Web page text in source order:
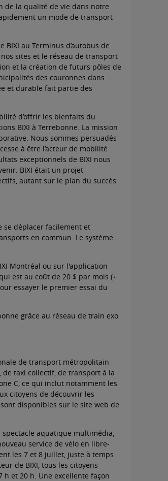
de la qualité de vie dans notre
un mode de transport
BIXI au Terminus d’autobus de
sites et le réseau de transport
et la création de futurs pôles de
des couronnes dans
et durable fait partie des
d’offrir les bienfaits du
BIXI à Terrebonne. La mission
Nous sommes persuadés
à être l’acteur de mobilité
exceptionnels de BIXI nous
BIXI était un projet
autant sur le plan du succès
se déplacer facilement et
en commun. Le système
Montréal ou sur l'application
est au coût de 20 $ par mois (+
essayer le premier essai du
grâce au réseau de train exo
de transport métropolitain
de taxi collectif, de transport à la
C, ce qui inclut notamment les
citoyens de découvrir les
disponibles sur le site web de
aquatique multimédia,
service de vélo en libre-
les 7 et 8 juillet, juste à temps
de BIXI, tous les citoyens
et 20 h. Une excellente façon